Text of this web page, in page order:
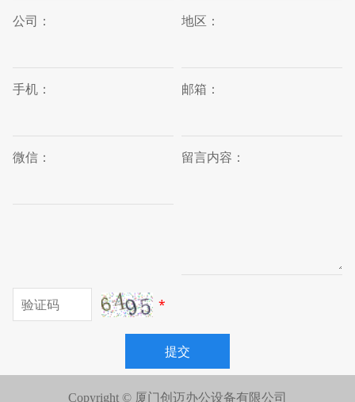
公司： 地区：
手机： 邮箱：
微信： 留言内容：
*
提交
Copyright © 厦门创迈办公设备有限公司